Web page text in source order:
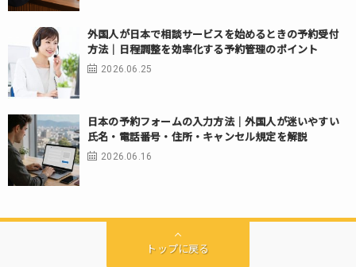
外国人が日本で相談サービスを始めるときの予約受付
方法｜日程調整を効率化する予約管理のポイント
2026.06.25
日本の予約フォームの入力方法｜外国人が迷いやすい
氏名・電話番号・住所・キャンセル規定を解説
2026.06.16
トップに戻る